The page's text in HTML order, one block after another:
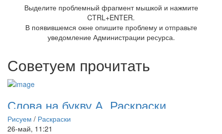
Выделите проблемный фрагмент мышкой и нажмите
CTRL+ENTER.
В появившемся окне опишите проблему и отправьте
уведомление Администрации ресурса.
Советуем прочитать
Слова на букву А. Раскраски
Рисуем / Раскраски
26-май, 11:21